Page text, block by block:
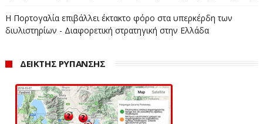
Η Πορτογαλία επιβάλλει έκτακτο φόρο στα υπερκέρδη των
διυλιστηρίων - Διαφορετική στρατηγική στην Ελλάδα
ΔΕΙΚΤΗΣ ΡΥΠΑΝΣΗΣ